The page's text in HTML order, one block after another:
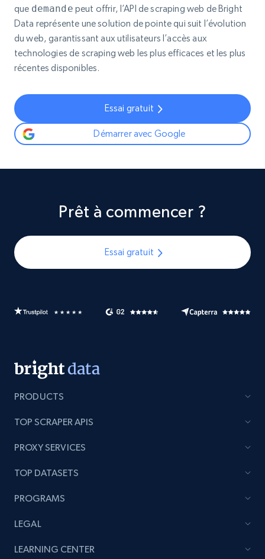
que demande peut offrir, l’API de scraping web de Bright
Data représente une solution de pointe qui suit l’évolution
du web, garantissant aux utilisateurs l’accès aux
technologies de scraping web les plus efficaces et les plus
récentes disponibles.
Essai gratuit
Démarrer avec Google
Prêt à commencer ?
Essai gratuit
PRODUCTS
TOP SCRAPER APIS
PROXY SERVICES
TOP DATASETS
PROGRAMS
LEGAL
LEARNING CENTER